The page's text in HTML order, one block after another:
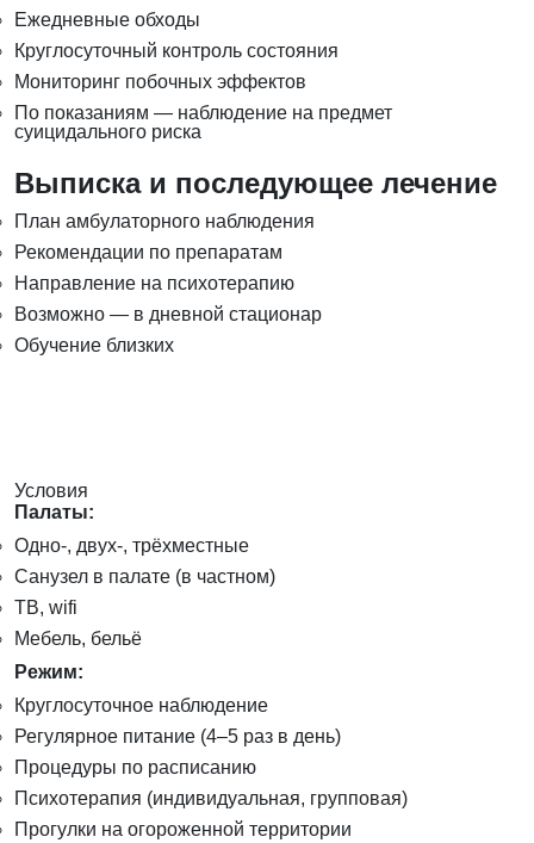
Ежедневные обходы
Круглосуточный контроль состояния
Мониторинг побочных эффектов
По показаниям — наблюдение на предмет
суицидального риска
Выписка и последующее лечение
План амбулаторного наблюдения
Рекомендации по препаратам
Направление на психотерапию
Возможно — в дневной стационар
Обучение близких
Условия
Палаты:
Одно-, двух-, трёхместные
Санузел в палате (в частном)
ТВ, wifi
Мебель, бельё
Режим:
Круглосуточное наблюдение
Регулярное питание (4–5 раз в день)
Процедуры по расписанию
Психотерапия (индивидуальная, групповая)
Прогулки на огороженной территории